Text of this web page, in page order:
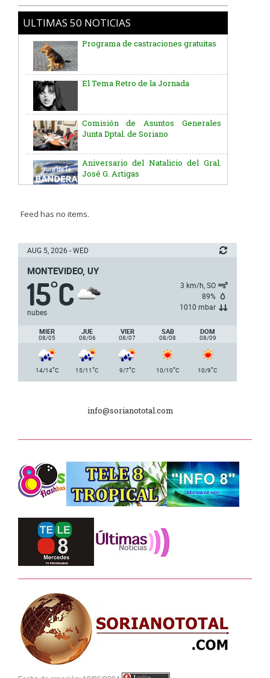
ULTIMAS 50 NOTICIAS
Programa de castraciones gratuitas
El Tema Retro de la Jornada
Comisión de Asuntos Generales
Junta Dptal. de Soriano
Aniversario del Natalicio del Gral.
José G. Artigas
Junta Dptal. de Soriano
5ª y 6ª fecha de los campeonatos
nacionales de AUVO
Plan de Regularización de Adeudos
2025
Dpto. de Higiene de la Intendencia.
Tele 8 Tropical – bloque 01
Tele 8 Tropical – bloque 02
Juramento de Fidelidad al Pabellón
Nacional
Feed has no items.
AUG 5, 2026 - WED
MONTEVIDEO, UY
15°C
nubes
3 km/h, SO
89%
1010 mbar
MIER
08/05
JUE
08/06
VIER
08/07
SAB
08/08
DOM
08/09
14/14°C 15/11°C 9/7°C 10/10°C 10/9°C
info@sorianototal.com